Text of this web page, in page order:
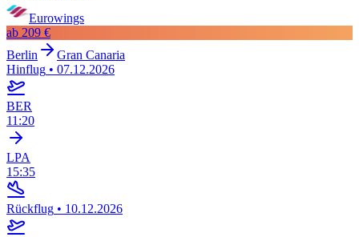
Eurowings
ab 209 €
Berlin
Gran Canaria
Hinflug • 07.12.2026
BER
11:20
LPA
15:35
Rückflug • 10.12.2026